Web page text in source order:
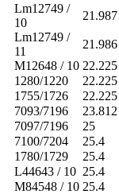
Lm12749 /
10
21.987
Lm12749 /
11
21.986
M12648 / 10 22.225
1280/1220
22.225
1755/1726
22.225
7093/7196
23.812
7097/7196
25
7100/7204
25.4
1780/1729
25.4
L44643 / 10 25.4
M84548 / 10 25.4